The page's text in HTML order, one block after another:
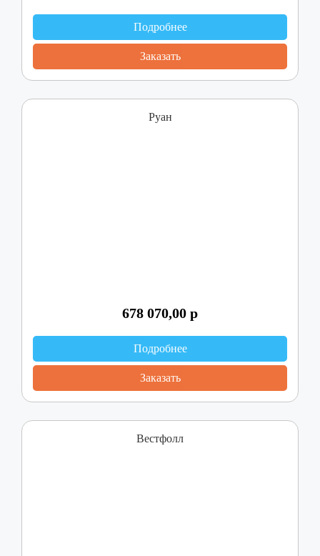
Подробнее
Заказать
Руан
678 070,00 р
Подробнее
Заказать
Вестфолл